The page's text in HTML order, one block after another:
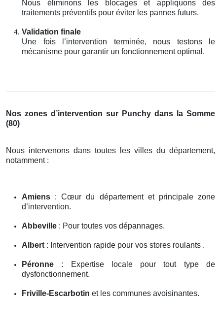
Nous éliminons les blocages et appliquons des
traitements préventifs pour éviter les pannes futurs.
Validation finale
Une fois l’intervention terminée, nous testons le
mécanisme pour garantir un fonctionnement optimal.
Nos zones d’intervention sur Punchy dans la Somme
(80)
Nous intervenons dans toutes les villes du département,
notamment :
Amiens : Cœur du département et principale zone
d’intervention.
Abbeville : Pour toutes vos dépannages.
Albert : Intervention rapide pour vos stores roulants .
Péronne : Expertise locale pour tout type de
dysfonctionnement.
Friville-Escarbotin et les communes avoisinantes.